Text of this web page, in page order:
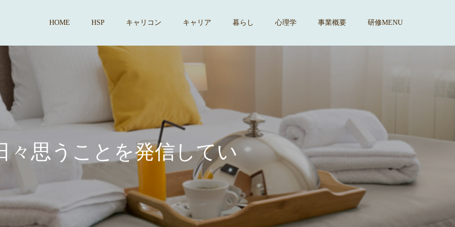
HOME HSP キャリコン キャリア 暮らし 心理学 事業概要 研修MENU
思うことを発信しています。